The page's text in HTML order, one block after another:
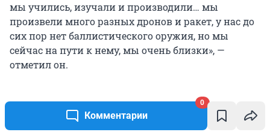
Комментарии
0
мы учились, изучали и производили… мы
произвели много разных дронов и ракет, у нас до
сих пор нет баллистического оружия, но мы
сейчас на пути к нему, мы очень близки», —
отметил он.